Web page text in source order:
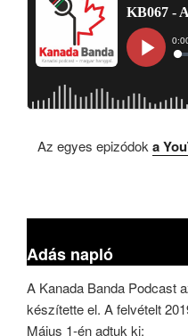
Az egyes epizódok a
Adás napló
A Kanada Banda Podcast
készítette el. A felvételt
Május 1-én adtuk ki: